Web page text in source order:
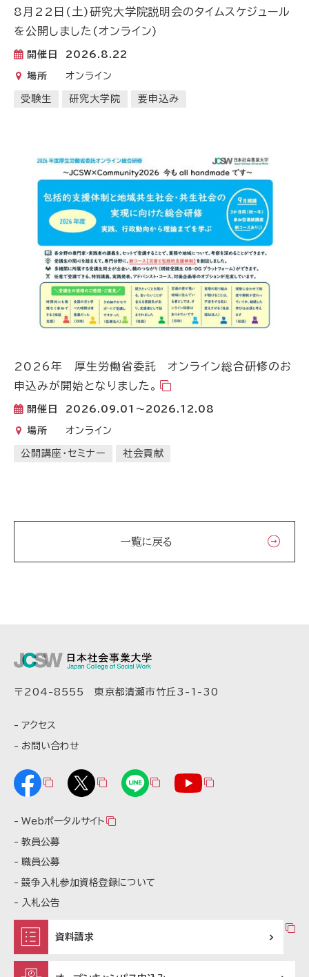
8月22日(土)研究大学院説明会のタイムスケジュール
を公開しました(オンライン)
開催日 2026.8.22
場所 オンライン
受験生 研究大学院 要申込み
2026年 厚生労働省委託 オンライン総合研修のお
申込みが開始となりました。
開催日 2026.09.01～2026.12.08
場所 オンライン
公開講座・セミナー 社会貢献
一覧に戻る
〒204-8555 東京都清瀬市竹丘3-1-30
アクセス
お問い合わせ
Webポータルサイト
教員公募
職員公募
競争入札参加資格登録について
入札公告
資料請求